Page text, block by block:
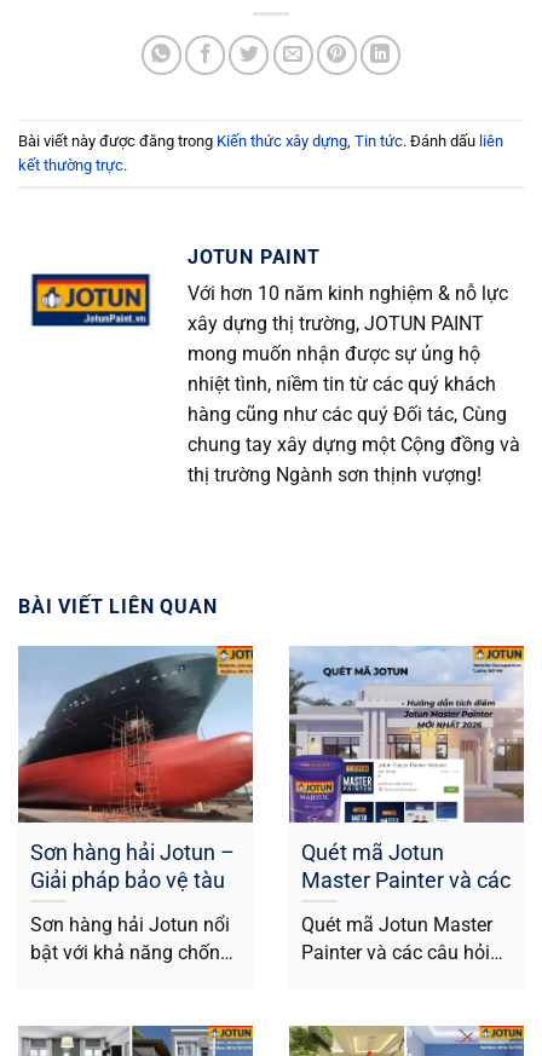
Bài viết này được đăng trong Kiến thức xây dựng Tin tức. Đánh dấu liên
kết thường trực.
JOTUN PAINT
Với hơn 10 năm kinh nghiệm & nỗ lực
xây dựng thị trường, JOTUN PAINT
mong muốn nhận được sự ủng hộ
nhiệt tình, niềm tin từ các quý khách
hàng cũng như các quý Đối tác, Cùng
chung tay xây dựng một Cộng đồng và
thị trường Ngành sơn thịnh vượng!
BÀI VIẾT LIÊN QUAN
Sơn hàng hải Jotun –
Giải pháp bảo vệ tàu
biển hàng đầu
Sơn hàng hải Jotun nổi
bật với khả năng chống
Quét mã Jotun
Master Painter và các
câu hỏi thường gặp
Quét mã Jotun Master
Painter và các câu hỏi